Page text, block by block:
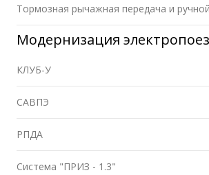
Тормозная рычажная передача и
Модернизация
КЛУБ-У
САВПЭ
РПДА
Система "ПРИЗ - 1.3"